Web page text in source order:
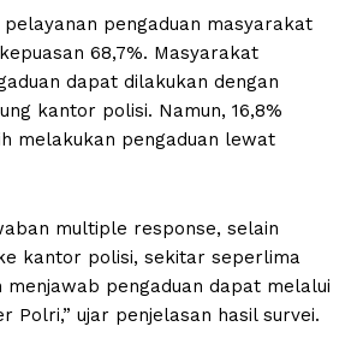
pengaduan masyarakat
68,7%. Masyarakat
dapat dilakukan dengan
kantor polisi. Namun, 16,8%
melakukan pengaduan lewat
multiple response, selain
kantor polisi, sekitar seperlima
menjawab pengaduan dapat melalui
Polri,” ujar penjelasan hasil survei.